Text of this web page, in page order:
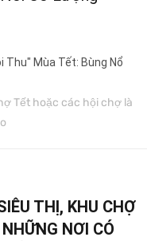
Thu" Mùa Tết: Bùng Nổ
Tết hoặc các hội chợ là
THỊ, KHU CHỢ
NƠI CÓ